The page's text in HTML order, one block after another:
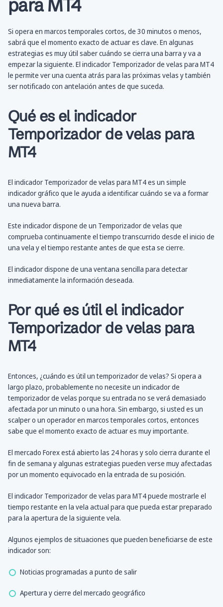
para MT4
Si opera en marcos temporales cortos, de 30 minutos o menos,
sabrá que el momento exacto de actuar es clave. En algunas
estrategias es muy útil saber cuándo se cierra una barra y va a
empezar la siguiente. El indicador Temporizador de velas para MT4
le permite ver una cuenta atrás para las próximas velas y también
ser notificado con antelación antes de que suceda.
Qué es el indicador
Temporizador de velas para
MT4
El indicador Temporizador de velas para MT4 es un simple
indicador gráfico que le ayuda a identificar cuándo se va a formar
una nueva barra.
Este indicador dispone de un Temporizador de velas que
comprueba continuamente el tiempo transcurrido desde el inicio de
una vela y el tiempo restante antes de que esta se cierre.
El indicador dispone de una ventana sencilla para detectar
inmediatamente la información deseada.
Por qué es útil el indicador
Temporizador de velas para
MT4
Entonces, ¿cuándo es útil un temporizador de velas? Si opera a
largo plazo, probablemente no necesite un indicador de
temporizador de velas porque su entrada no se verá demasiado
afectada por un minuto o una hora. Sin embargo, si usted es un
scalper o un operador en marcos temporales cortos, entonces
sabe que el momento exacto de actuar es muy importante.
El mercado Forex está abierto las 24 horas y solo cierra durante el
fin de semana y algunas estrategias pueden verse muy afectadas
por un momento equivocado en la entrada de su posición.
El indicador Temporizador de velas para MT4 puede mostrarle el
tiempo restante en la vela actual para que pueda estar preparado
para la apertura de la siguiente vela.
Algunos ejemplos de situaciones que pueden beneficiarse de este
indicador son:
Noticias programadas a punto de salir
Apertura y cierre del mercado geográfico